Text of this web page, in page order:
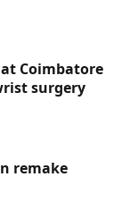
Coimbatore
surgery
remake